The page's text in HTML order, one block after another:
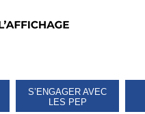
S’ENGAGER AVEC
LES PEP